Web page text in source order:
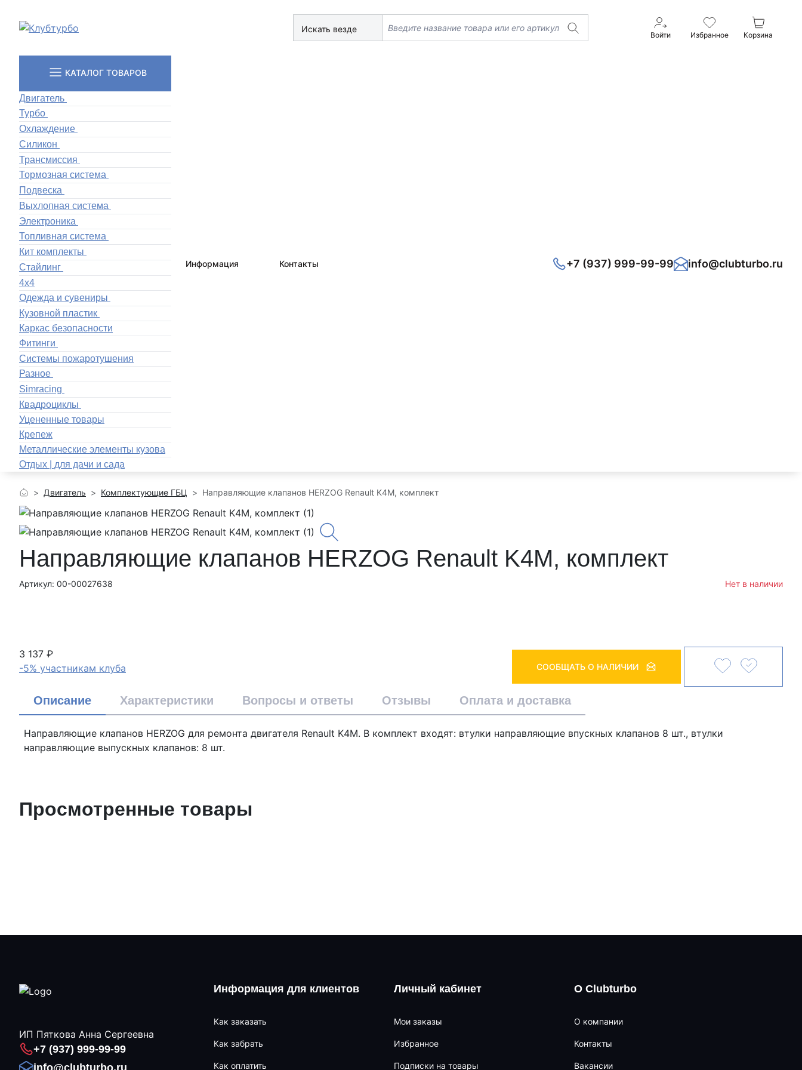
Искать везде
Войти Избранное Корзина
КАТАЛОГ ТОВАРОВ
Двигатель
Турбо
Охлаждение
Силикон
Трансмиссия
Тормозная система
Подвеска
Выхлопная система
Электроника
Топливная система
Кит комплекты
Стайлинг
4x4
Одежда и сувениры
Кузовной пластик
Каркас безопасности
Фитинги
Системы пожаротушения
Разное
Simracing
Квадроциклы
Уцененные товары
Крепеж
Металлические элементы кузова
Отдых | для дачи и сада
Информация Контакты +7 (937) 999-99-99 info@clubturbo.ru
Двигатель Комплектующие ГБЦ Направляющие клапанов HERZOG Renault K4M, комплект
Направляющие клапанов HERZOG Renault K4M, комплект
Артикул: 00-00027638 Нет в наличии
3 137 ₽
-5% участникам клуба
СООБЩАТЬ О НАЛИЧИИ
Описание Характеристики Вопросы и ответы Отзывы Оплата и доставка
Направляющие клапанов HERZOG для ремонта двигателя Renault K4M. В комплект входят: втулки направляющие впускных клапанов 8 шт., втулки
направляющие выпускных клапанов: 8 шт.
Просмотренные товары
ИП Пяткова Анна Сергеевна
+7 (937) 999-99-99
Информация для клиентов
Как заказать
Как забрать
Как оплатить
Личный кабинет
Мои заказы
Избранное
Подписки на товары
О Clubturbo
О компании
Контакты
Вакансии